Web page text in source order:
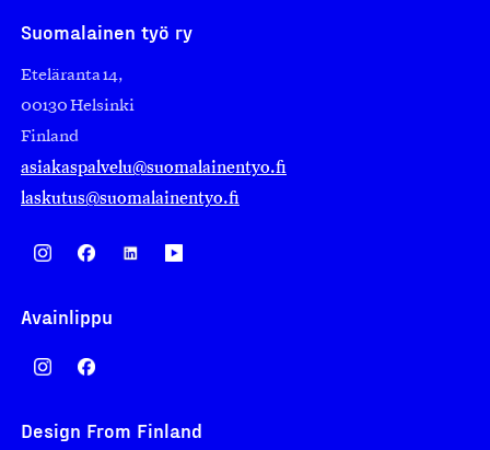
Suomalainen työ ry
Eteläranta 14,
00130 Helsinki
Finland
asiakaspalvelu@suomalainentyo.fi
laskutus@suomalainentyo.fi
Avainlippu
Design From Finland